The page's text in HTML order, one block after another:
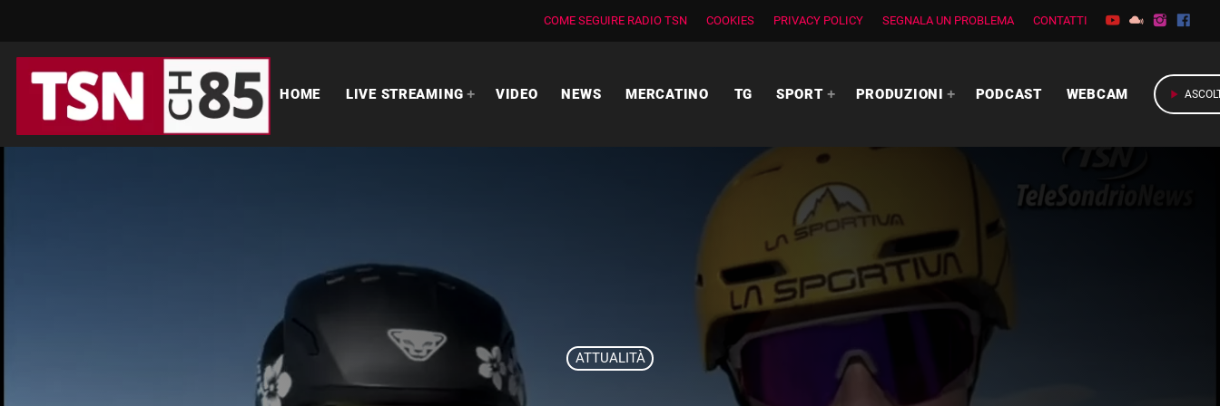
COME SEGUIRE RADIO TSN COOKIES PRIVACY POLICY SEGNALA UN PROBLEMA CONTATTI
HOME LIVE STREAMING VIDEO NEWS MERCATINO TG SPORT PRODUZIONI PODCAST WEBCAM play_arrow
ATTUALITÀ